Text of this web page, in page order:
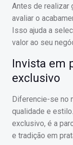
Antes de realizar
avaliar o
Isso ajuda a
valor ao seu
Invista em
exclusivo
Diferencie-se no
qualidade e
exclusivo, é a
e tradição em